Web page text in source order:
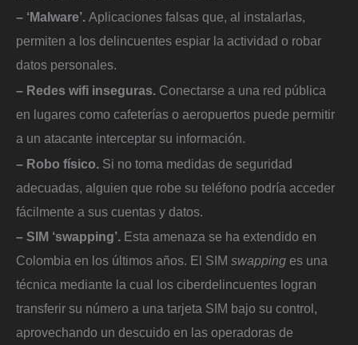
– ‘Malware’. Aplicaciones falsas que, al instalarlas,
permiten a los delincuentes espiar la actividad o robar
datos personales.
– Redes wifi inseguras. Conectarse a una red pública
en lugares como cafeterías o aeropuertos puede permitir
a un atacante interceptar su información.
– Robo físico. Si no toma medidas de seguridad
adecuadas, alguien que robe su teléfono podría acceder
fácilmente a sus cuentas y datos.
– SIM ‘swapping’. Esta amenaza se ha extendido en
Colombia en los últimos años. El SIM swapping es una
técnica mediante la cual los ciberdelincuentes logran
transferir su número a una tarjeta SIM bajo su control,
aprovechando un descuido en las operadoras de